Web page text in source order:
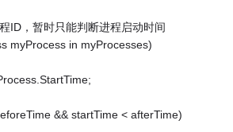
ID，暂时只能判断进程启动时间
myProcess in myProcesses)
&& startTime < afterTime)